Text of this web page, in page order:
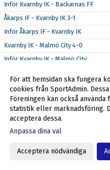
Inför Kvarnby IK - Backarnas FF
Åkarps IF - Kvarnby IK 3-1
Inför Åkarps IF - Kvarnby IK
Kvarnby IK - Malmö City 4-0
Inför Kvarnby IK - Malmö City
Inför GIF Nike - Kvarnby IK
Kvarnby IK - Lindeborgs FF 2-0
Inför Kvarnby IK - Lindeborgs FF
Torns IF - Kvarnby IK 5-1
Dalby GIF/Genarps IF - Kvarnby IK 2-
För att hemsidan ska fungera
cookies från SportAdmin.
Föreningen kan också
statistik eller marknadsföring.
acceptera dessa.
Anpassa dina val
Acceptera nödvändiga